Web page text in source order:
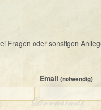
Fragen oder sonstigen
Email (notwendig)